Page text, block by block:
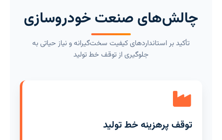
چالش‌های صنعت خودروسازی
تأکید بر استانداردهای کیفیت سخت‌گیرانه و نیاز حیاتی به
جلوگیری از توقف خط تولید
توقف پرهزینه خط تولید